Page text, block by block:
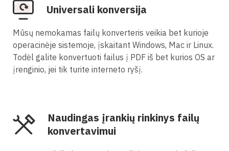
Universali konversija
Mūsų nemokamas failų konverteris veikia bet kurioje
operacinėje sistemoje, įskaitant Windows, Mac ir Linux.
Todėl galite konvertuoti failus į PDF iš bet kurios OS ar
įrenginio, jei tik turite interneto ryšį.
Naudingas įrankių rinkinys failų
konvertavimui